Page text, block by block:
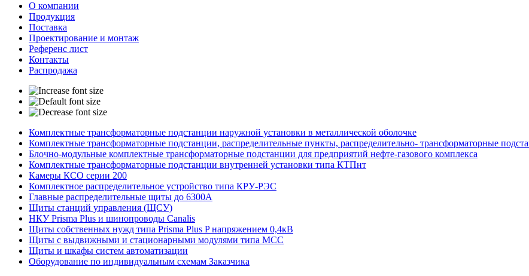
О компании
Продукция
Поставка
Проектирование и монтаж
Референс лист
Контакты
Распродажа
Комплектные трансформаторные подстанции наружной установки в металлической оболочке
Комплектные трансформаторные подстанции, распределительные пункты, распределительно- трансформаторные
Блочно-модульные комплектные трансформаторные подстанции для предприятий нефте-газового комплекса
Комплектные трансформаторные подстанции внутренней установки типа КТПнт
Камеры КСО серии 200
Комплектное распределительное устройство типа КРУ-РЭС
Главные распределительные щиты до 6300А
Щиты станций управления (ЩСУ)
НКУ Prisma Plus и шинопроводы Canalis
Щиты собственных нужд типа Prisma Plus P напряжением 0,4кВ
Щиты с выдвижными и стационарными модулями типа МСС
Щиты и шкафы систем автоматизации
Оборудование по индивидуальным схемам Заказчика